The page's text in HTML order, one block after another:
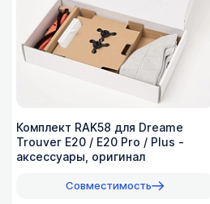
Комплект RAK58 для Dreame
Trouver E20 / E20 Pro / Plus -
аксессуары, оригинал
Совместимость